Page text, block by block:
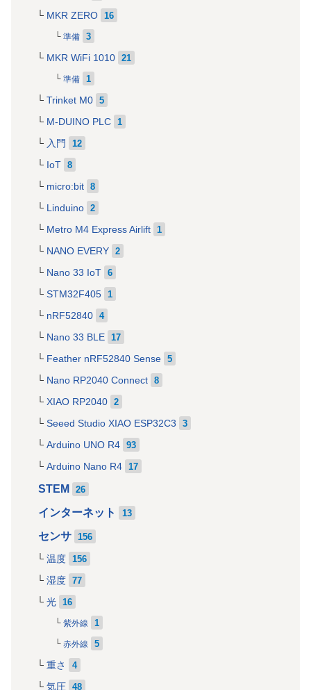
MKR ZERO 16
準備 3
MKR WiFi 1010 21
準備 1
Trinket M0 5
M-DUINO PLC 1
入門 12
IoT 8
micro:bit 8
Linduino 2
Metro M4 Express Airlift 1
NANO EVERY 2
Nano 33 IoT 6
STM32F405 1
nRF52840 4
Nano 33 BLE 17
Feather nRF52840 Sense 5
Nano RP2040 Connect 8
XIAO RP2040 2
Seeed Studio XIAO ESP32C3 3
Arduino UNO R4 93
Arduino Nano R4 17
STEM 26
インターネット 13
センサ 156
温度 156
湿度 77
光 16
紫外線 1
赤外線 5
重さ 4
気圧 48